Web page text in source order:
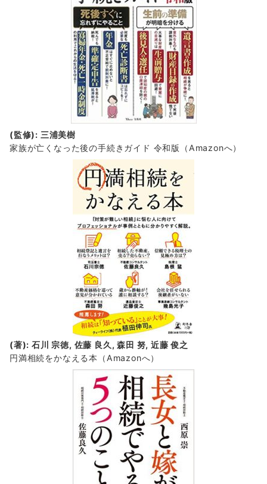
(監修): 三浦美樹
家族が亡くなった後の手続きガイド 令和版（Amazonへ）
(著): 石川 宗徳, 佐藤 良久, 森田 努, 近藤 俊之
円満相続をかなえる本（Amazonへ）